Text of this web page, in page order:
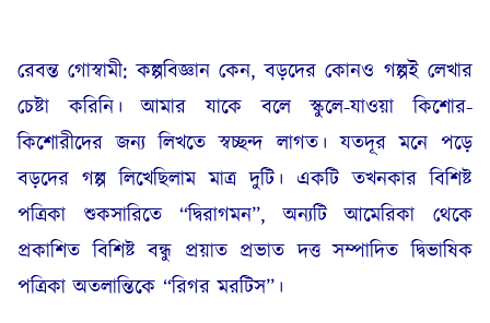
রেবন্ত গোস্বামী: কল্পবিজ্ঞান কেন, বড়দের কোনও গল্পই লেখার
চেষ্টা করিনি। আমার যাকে বলে স্কুলে-যাওয়া কিশোর-
কিশোরীদের জন্য লিখতে স্বচ্ছন্দ লাগত। যতদূর মনে পড়ে
বড়দের গল্প লিখেছিলাম মাত্র দুটি। একটি তখনকার বিশিষ্ট
পত্রিকা শুকসারিতে “দ্বিরাগমন”, অন্যটি আমেরিকা থেকে
প্রকাশিত বিশিষ্ট বন্ধু প্রয়াত প্রভাত দত্ত সম্পাদিত দ্বিভাষিক
পত্রিকা অতলান্তিকে “রিগর মরটিস”।